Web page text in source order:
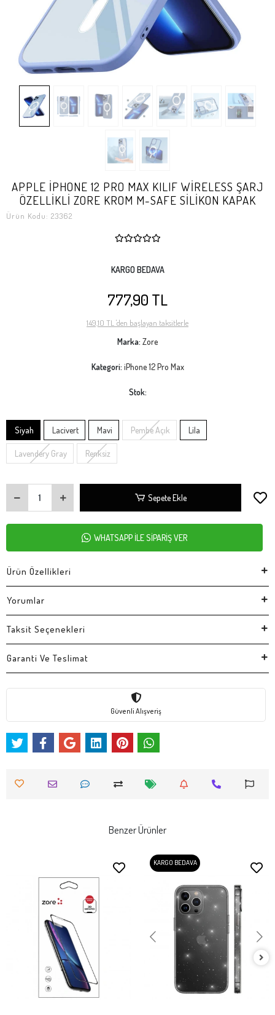
APPLE İPHONE 12 PRO MAX KILIF WİRELESS ŞARJ
ÖZELLİKLİ ZORE KROM M-SAFE SİLİKON KAPAK
Ürün Kodu: 23362
KARGO BEDAVA
777,90 TL
149,10 TL 'den başlayan taksitlerle
Marka: Zore
Kategori: iPhone 12 Pro Max
Stok:
Siyah Lacivert Mavi Pembe Açık Lila
Lavendery Gray Renksiz
Sepete Ekle
WHATSAPP İLE SİPARİŞ VER
Ürün Özellikleri
Yorumlar
Taksit Seçenekleri
Garanti Ve Teslimat
Güvenli Alışveriş
Benzer Ürünler
KARGO BEDAVA